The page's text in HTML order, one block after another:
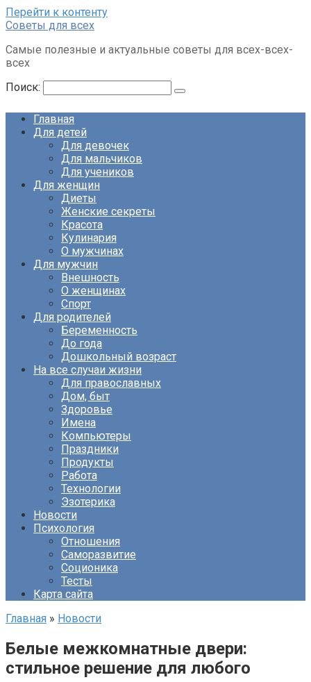
Перейти к контенту
Советы для всех
Самые полезные и актуальные советы для всех-всех-
всех
Поиск:
Главная
Для детей
Для девочек
Для мальчиков
Для учеников
Для женщин
Диеты
Женские секреты
Красота
Кулинария
О мужчинах
Для мужчин
Внешность
О женщинах
Спорт
Для родителей
Беременность
До года
Дошкольный возраст
На все случаи жизни
Для православных
Дом, быт
Здоровье
Имена
Компьютеры
Праздники
Продукты
Работа
Технологии
Эзотерика
Новости
Психология
Отношения
Саморазвитие
Соционика
Тесты
Карта сайта
Главная » Новости
Белые межкомнатные двери:
стильное решение для любого